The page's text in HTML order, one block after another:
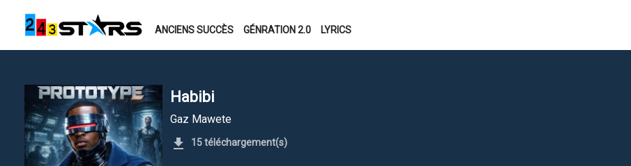
ANCIENS SUCCÈS GÉNRATION 2.0 LYRICS
Habibi
Gaz Mawete
15 téléchargement(s)